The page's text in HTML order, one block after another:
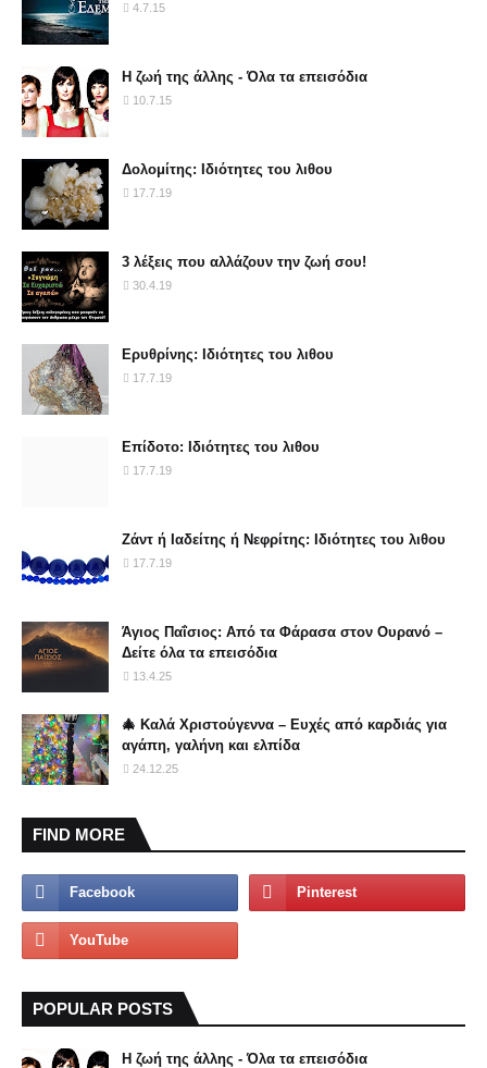
4.7.15
Η ζωή της άλλης - Όλα τα επεισόδια
10.7.15
Δολομίτης: Ιδιότητες του λιθου
17.7.19
3 λέξεις που αλλάζουν την ζωή σου!
30.4.19
Ερυθρίνης: Ιδιότητες του λιθου
17.7.19
Επίδοτο: Ιδιότητες του λιθου
17.7.19
Ζάντ ή Ιαδείτης ή Νεφρίτης: Ιδιότητες του λιθου
17.7.19
Άγιος Παΐσιος: Από τα Φάρασα στον Ουρανό –
Δείτε όλα τα επεισόδια
13.4.25
🎄 Καλά Χριστούγεννα – Ευχές από καρδιάς για
αγάπη, γαλήνη και ελπίδα
24.12.25
FIND MORE
POPULAR POSTS
Η ζωή της άλλης - Όλα τα επεισόδια